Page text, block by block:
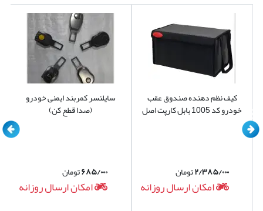
سایلنسر کمربند ایمنی خودرو
(صدا قطع کن)
۶۸۵/۰۰۰تومان
امکان ارسال روزانه
کیف نظم دهنده صندوق عقب
خودرو کد 1005 بابل کارپت اصل
۲/۳۸۵/۰۰۰تومان
امکان ارسال روزانه